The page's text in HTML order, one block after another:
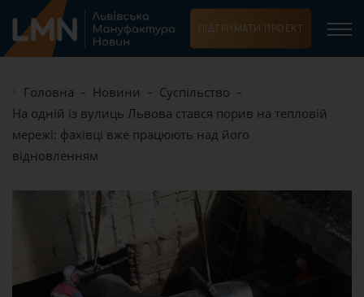
ПІДТРИМАТИ ПРОЕКТ
Головна Новини
Суспільство
На одній із вулиць Львова стався порив на тепловій
мережі: фахівці вже працюють над його
відновленням